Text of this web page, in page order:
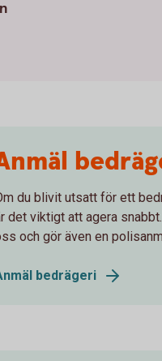
du blivit utsatt för ett
det viktigt att agera
och gör även en
bedrägeri